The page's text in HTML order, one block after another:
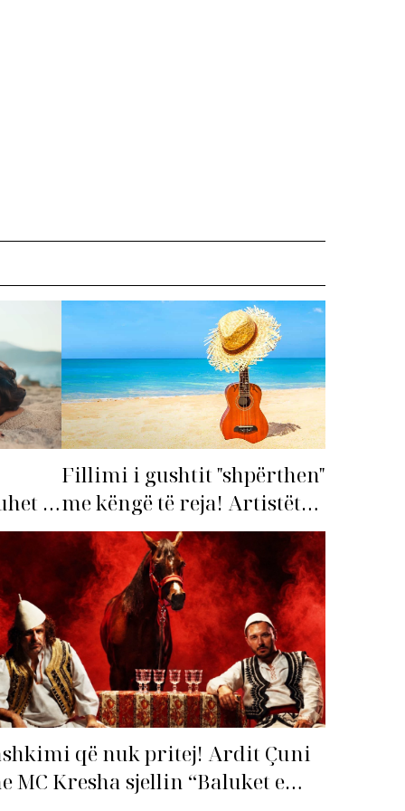
të
Fillimi i gushtit "shpërthen"
me këngë të reja! Artistët
shqiptarë hapin garën për
hitin e verës!
që nuk pritej! Ardit Çuni
MC Kresha sjellin “Baluket e